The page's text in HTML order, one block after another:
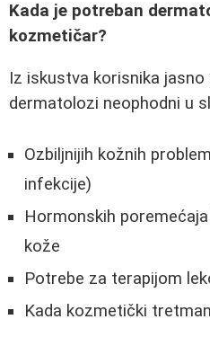
Kada je potreban
kozmetičar?
Iz iskustva korisnika
dermatolozi neophodni u
Ozbiljnijih kožnih
infekcije)
Hormonskih
kože
Potrebe za terapijom
Kada kozmetički